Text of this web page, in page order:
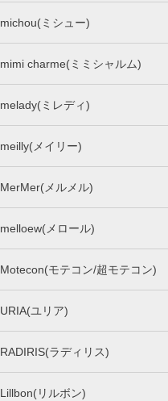
michou(ミシュー)
mimi charme(ミミシャルム)
melady(ミレディ)
meilly(メイリー)
MerMer(メルメル)
melloew(メロール)
Motecon(モテコン/超モテコン)
URIA(ユリア)
RADIRIS(ラディリス)
Lillbon(リルボン)